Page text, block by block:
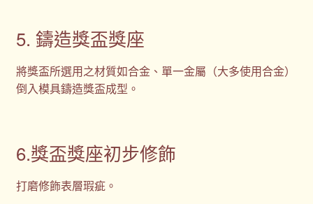
5. 鑄造獎盃獎座
將獎盃所選用之材質如合金、單一金屬（大多使用合金）
倒入模具鑄造獎盃成型。
6.獎盃獎座初步修飾
打磨修飾表層瑕疵。